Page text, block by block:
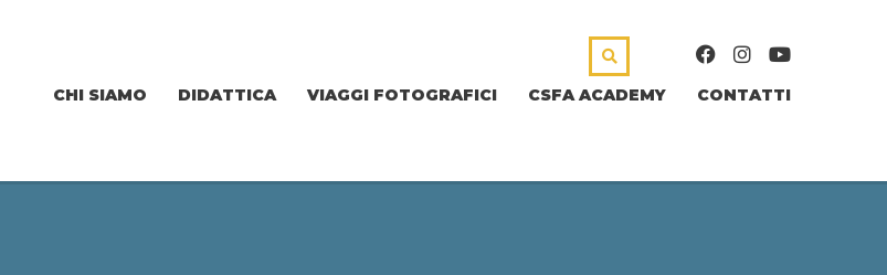
CHI SIAMO DIDATTICA VIAGGI FOTOGRAFICI CSFA ACADEMY CONTATTI